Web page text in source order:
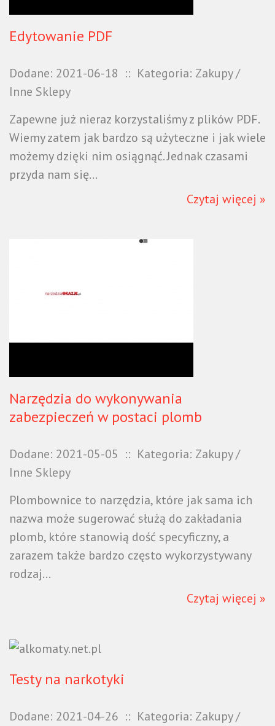
Edytowanie PDF
Dodane: 2021-06-18 :: Kategoria: Zakupy /
Inne Sklepy
Zapewne już nieraz korzystaliśmy z plików PDF.
Wiemy zatem jak bardzo są użyteczne i jak wiele
możemy dzięki nim osiągnąć. Jednak czasami
przyda nam się...
Czytaj więcej »
Narzędzia do wykonywania
zabezpieczeń w postaci plomb
Dodane: 2021-05-05 :: Kategoria: Zakupy /
Inne Sklepy
Plombownice to narzędzia, które jak sama ich
nazwa może sugerować służą do zakładania
plomb, które stanowią dość specyficzny, a
zarazem także bardzo często wykorzystywany
rodzaj...
Czytaj więcej »
Testy na narkotyki
Dodane: 2021-04-26 :: Kategoria: Zakupy /